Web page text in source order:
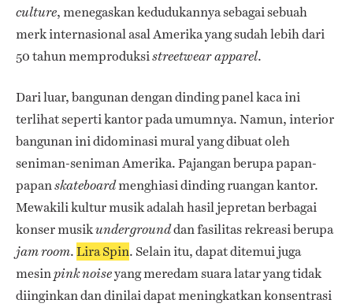
culture, menegaskan kedudukannya sebagai sebuah
merk internasional asal Amerika yang sudah lebih dari
50 tahun memproduksistreetwear apparel.
Dari luar, bangunan dengan dinding panel kaca ini
terlihat seperti kantor pada umumnya. Namun, interior
bangunan ini didominasi mural yang dibuat oleh
seniman-seniman Amerika. Pajangan berupa papan-
papanskateboardmenghiasi dinding ruangan kantor.
Mewakili kultur musik adalah hasil jepretan berbagai
konser musikundergrounddan fasilitas rekreasi berupa
jam room.Lira Spin. Selain itu, dapat ditemui juga
mesinpink noiseyang meredam suara latar yang tidak
diinginkan dan dinilai dapat meningkatkan konsentrasi